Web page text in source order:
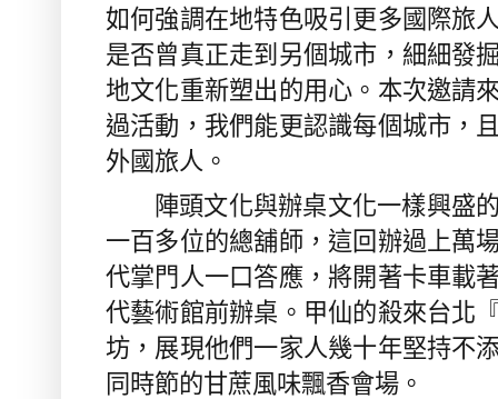
如何強調在地特色吸引更多國際旅
是否曾真正走到另個城市，細細發
地文化重新塑出的用心。本次邀請
過活動，我們能更認識每個城市，
外國旅人。
陣頭文化與辦桌文化一樣興盛的
一百多位的總舖師，這回辦過上萬
代掌門人一口答應，將開著卡車載
代藝術館前辦桌。甲仙的殺來台北
坊，展現他們一家人幾十年堅持不
同時節的甘蔗風味飄香會場。